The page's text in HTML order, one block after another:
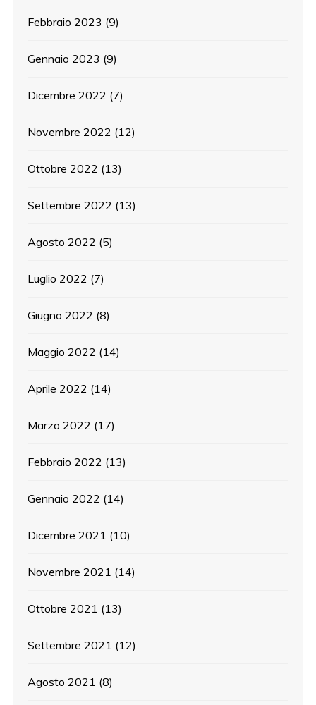
Febbraio 2023 (9)
Gennaio 2023 (9)
Dicembre 2022 (7)
Novembre 2022 (12)
Ottobre 2022 (13)
Settembre 2022 (13)
Agosto 2022 (5)
Luglio 2022 (7)
Giugno 2022 (8)
Maggio 2022 (14)
Aprile 2022 (14)
Marzo 2022 (17)
Febbraio 2022 (13)
Gennaio 2022 (14)
Dicembre 2021 (10)
Novembre 2021 (14)
Ottobre 2021 (13)
Settembre 2021 (12)
Agosto 2021 (8)